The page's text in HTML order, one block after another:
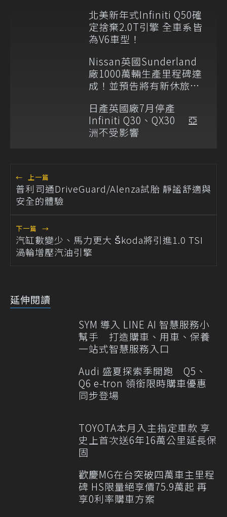
北美新年式Infiniti Q50確
定捨棄2.0T引擎 全車系皆
為V6車型！
Nissan英國Sunderland
廠1000萬輛生產里程碑達
成！並預告將有新休旅加
日產英國廠7月停產
Infiniti Q30、QX30 亞
洲不受影響
← 上一篇
普利司通DriveGuard/Alenza試胎 靜謐舒適與
安全的體驗
下一篇 →
汽缸數變少、馬力更大 Škoda將引進1.0 TSI
渦輪增壓汽油引擎
延伸閱讀
SYM 導入 LINE AI 智慧服務小
幫手 打造購車、用車、保養
一站式智慧服務入口
Audi 盛夏探索季開跑 Q5、
Q6 e-tron 領銜限時購車優惠
同步登場
TOYOTA本月入主指定車款 享
史上首次送6年16萬公里延長保
固
歡慶MG在台突破四萬車主里程
碑 HS限量絕享價75.9萬起 再
享0利率購車方案